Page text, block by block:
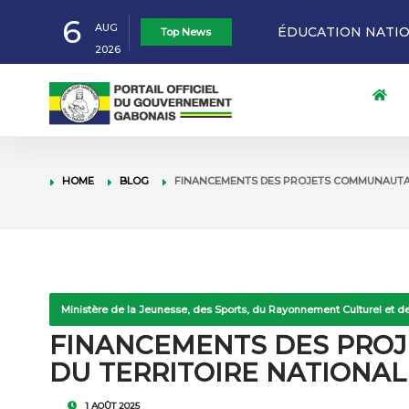
6
AUG
2026
Top News
NTOUTOUME
GABON: LE
𝐂𝐎̂𝐓𝐄 𝐃’𝐈𝐕𝐎𝐈𝐑𝐄
HOME BLOG FINANCEMENTS DES PROJETS
Ministère de la Jeunesse, des Sports, du Rayonnement Culturel et
FINANCEMENTS DES
DU TERRITOIRE NATIONAL
1 AOÛT 2025